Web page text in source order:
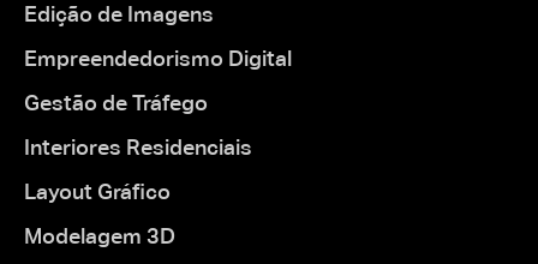
Edição de Imagens
Empreendedorismo Digital
Gestão de Tráfego
Interiores Residenciais
Layout Gráfico
Modelagem 3D